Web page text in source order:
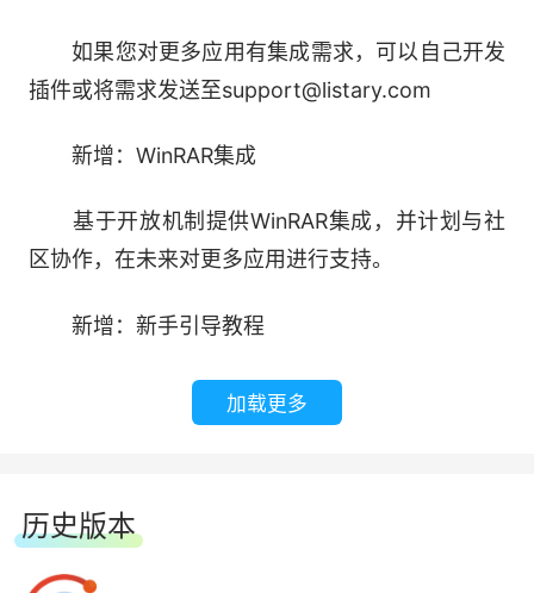
动作和上下文菜单
在任何Listary搜索菜单中，只需按右箭头键即
可操作所选文件或文件夹。您将立即看到弹出文件
的指尖。更少的点击意味着更快的工作流!
问您喜欢的文件夹选择以及以前打开的窗口的历史
记录。现在使用Listary的收藏夹和历史记录功能，
的网络浏览器中的书签功能一样。
如果您对更多应用有集成需求，可以自己开发
插件或将需求发送至support@listary.com
新增：WinRAR集成
基于开放机制提供WinRAR集成，并计划与社
区协作，在未来对更多应用进行支持。
新增：新手引导教程
帮助用户了解Listary的快捷键、搜索功能和文
件夹自动跳转功能。
加载更多
历史版本